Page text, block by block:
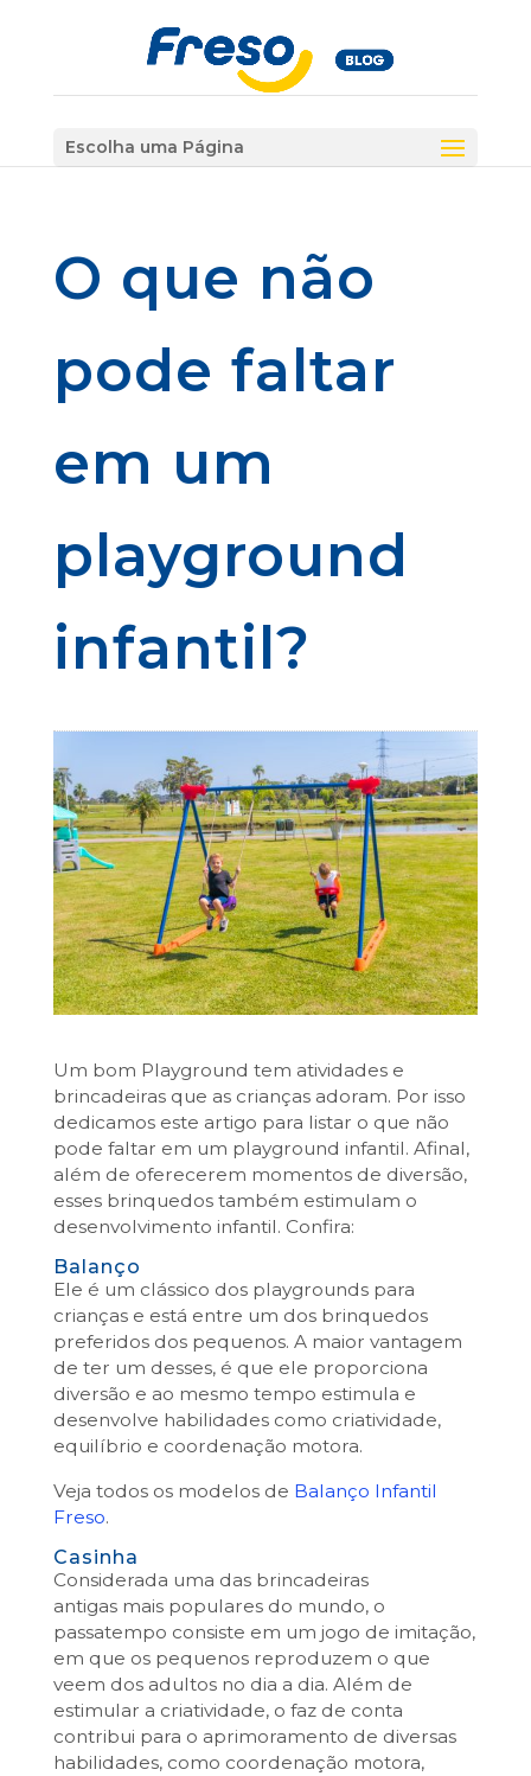
Escolha uma Página
O que não
pode faltar
em um
playground
infantil?
Um bom Playground tem atividades e
brincadeiras que as crianças adoram. Por isso
dedicamos este artigo para listar o que não
pode faltar em um playground infantil. Afinal,
além de oferecerem momentos de diversão,
esses brinquedos também estimulam o
desenvolvimento infantil. Confira:
Balanço
Ele é um clássico dos playgrounds para
crianças e está entre um dos brinquedos
preferidos dos pequenos. A maior vantagem
de ter um desses, é que ele proporciona
diversão e ao mesmo tempo estimula e
desenvolve habilidades como criatividade,
equilíbrio e coordenação motora.
Veja todos os modelos de Balanço Infantil
Freso.
Casinha
Considerada uma das brincadeiras
antigas mais populares do mundo, o
passatempo consiste em um jogo de imitação,
em que os pequenos reproduzem o que
veem dos adultos no dia a dia. Além de
estimular a criatividade, o faz de conta
contribui para o aprimoramento de diversas
habilidades, como coordenação motora,